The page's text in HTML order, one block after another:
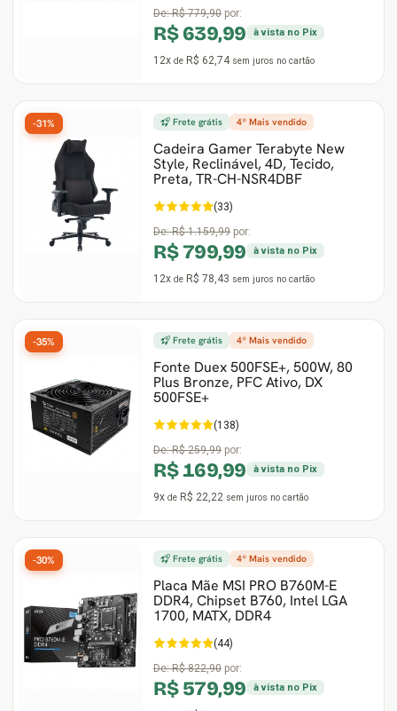
De:R$ 779,90 por:
R$ 639,99 à vista no Pix
12x de R$ 62,74sem juros no cartão
Frete grátis 4º Mais vendido
Cadeira Gamer Terabyte New
Style, Reclinável, 4D, Tecido,
Preta, TR-CH-NSR4DBF
(33)
De:R$ 1.159,99 por:
R$ 799,99 à vista no Pix
12x de R$ 78,43 sem juros no cartão
-31%
Frete grátis 4º Mais vendido
Fonte Duex 500FSE+, 500W, 80
Plus Bronze, PFC Ativo, DX
500FSE+
(138)
De:R$ 259,99 por:
R$ 169,99 à vista no Pix
9x de R$ 22,22 sem juros no cartão
-35%
Frete grátis 4º Mais vendido
Placa Mãe MSI PRO B760M-E
DDR4, Chipset B760, Intel LGA
1700, MATX, DDR4
(44)
De:R$ 822,90 por:
R$ 579,99 à vista no Pix
-30%